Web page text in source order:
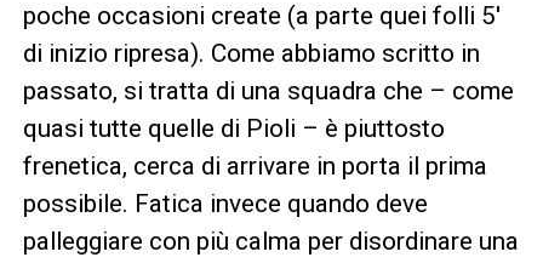
poche occasioni create (a parte quei folli 5′
di inizio ripresa). Come abbiamo scritto in
passato, si tratta di una squadra che – come
quasi tutte quelle di Pioli – è piuttosto
frenetica, cerca di arrivare in porta il prima
possibile. Fatica invece quando deve
palleggiare con più calma per disordinare una